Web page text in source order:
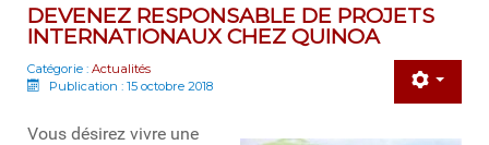
DEVENEZ RESPONSABLE DE PROJETS
INTERNATIONAUX CHEZ QUINOA
Catégorie : Actualités
Publication : 15 octobre 2018
Vous désirez vivre une